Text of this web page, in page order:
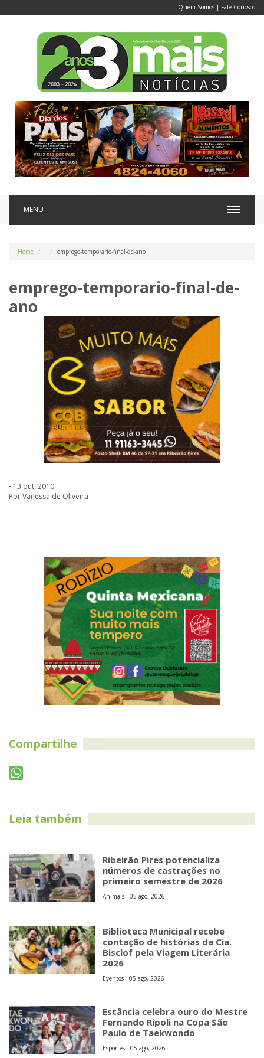
Quem Somos | Fale Conosco
MENU
Home emprego-temporario-final-de-ano
emprego-temporario-final-de-
ano
- 13 out, 2010
Por Vanessa de Oliveira
Compartilhe
Leia também
Ribeirão Pires potencializa
números de castrações no
primeiro semestre de 2026
Animais - 05 ago, 2026
Biblioteca Municipal recebe
contação de histórias da Cia.
Bisclof pela Viagem Literária
2026
Eventos - 05 ago, 2026
Estância celebra ouro do Mestre
Fernando Ripoli na Copa São
Paulo de Taekwondo
Esportes - 05 ago, 2026